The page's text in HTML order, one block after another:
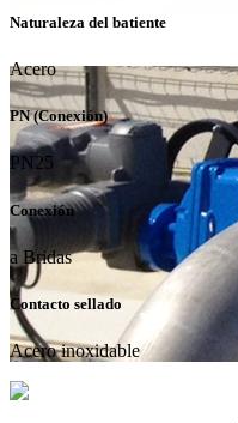
Naturaleza del batiente
Acero
PN (Conexión)
PN25
Conexión
a Bridas
Contacto sellado
Acero inoxidable